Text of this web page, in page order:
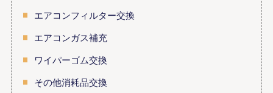
エアコンフィルター交換
エアコンガス補充
ワイパーゴム交換
その他消耗品交換